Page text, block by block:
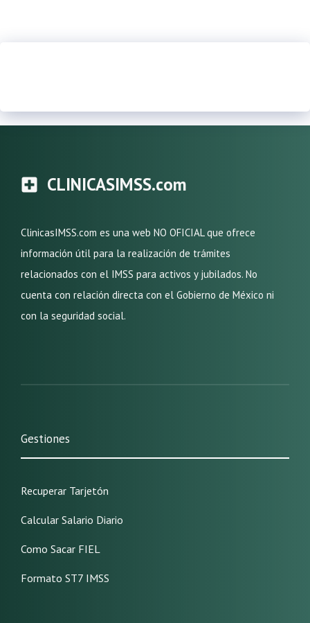
CLINICASIMSS.com
ClinicasIMSS.com es una web NO OFICIAL que ofrece
información útil para la realización de trámites
relacionados con el IMSS para activos y jubilados. No
cuenta con relación directa con el Gobierno de México ni
con la seguridad social.
Gestiones
Recuperar Tarjetón
Calcular Salario Diario
Como Sacar FIEL
Formato ST7 IMSS